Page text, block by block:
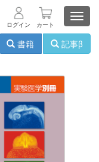
ログイン カート
書籍
記事β